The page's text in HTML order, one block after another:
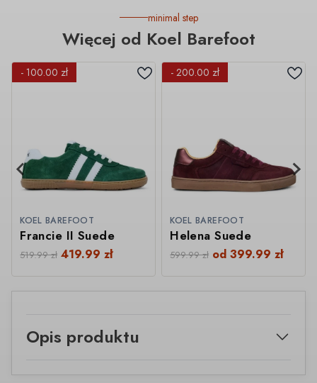
minimal step
Więcej od Koel Barefoot
- 100.00 zł
KOEL BAREFOOT
Francie II Suede
519.99zł 419.99zł
- 200.00 zł
KOEL BAREFOOT
Helena Suede
599.99zł od399.99zł
Opis produktu